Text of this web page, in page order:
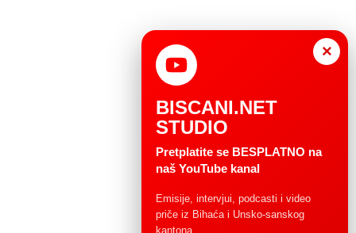
×
BISCANI.NET
STUDIO
Pretplatite se BESPLATNO na
naš YouTube kanal
Emisije, intervjui, podcasti i video
priče iz Bihaća i Unsko-sanskog
kantona.